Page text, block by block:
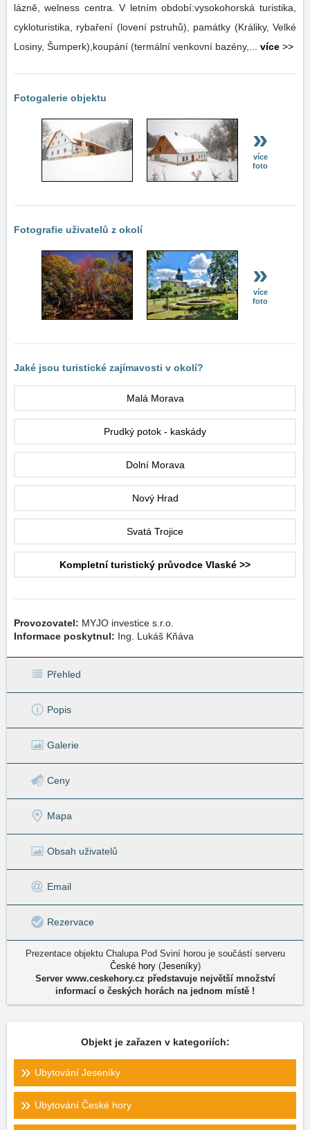
lázně, welness centra. V letním období:vysokohorská turistika,
cykloturistika, rybaření (lovení pstruhů), památky (Králiky, Velké
Losiny, Šumperk),koupání (termální venkovní bazény,... více >>
Fotogalerie objektu
»
více
foto
Fotografie uživatelů z okolí
»
více
foto
Jaké jsou turistické zajímavosti v okolí?
Malá Morava
Prudký potok - kaskády
Dolní Morava
Nový Hrad
Svatá Trojice
Kompletní turistický průvodce Vlaské >>
Provozovatel: MYJO investice s.r.o.
Informace poskytnul: Ing. Lukáš Kňáva
Přehled
Popis
Galerie
Ceny
Mapa
Obsah uživatelů
Email
Rezervace
Prezentace objektu Chalupa Pod Sviní horou je součástí serveru
České hory(Jeseníky)
Server www.ceskehory.cz představuje největší množství
informací o českých horách na jednom místě !
Objekt je zařazen v kategoriích:
Ubytování Jeseníky
Ubytování České hory